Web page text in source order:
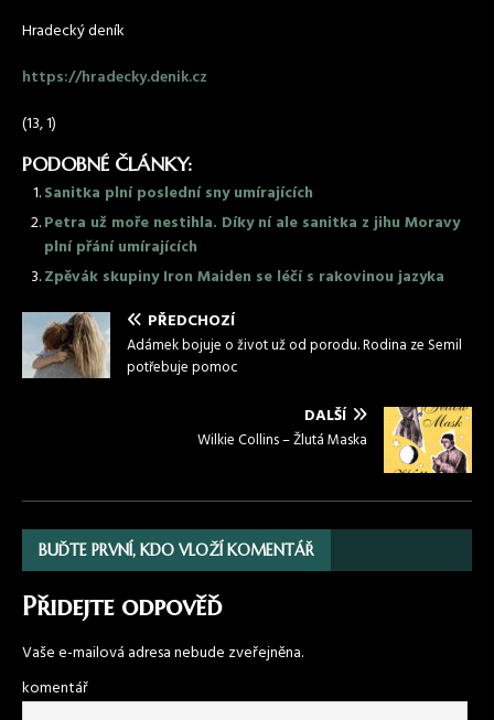
Hradecký deník
https://hradecky.denik.cz
(13, 1)
PODOBNÉ ČLÁNKY:
Sanitka plní poslední sny umírajících
Petra už moře nestihla. Díky ní ale sanitka z jihu Moravy
plní přání umírajících
Zpěvák skupiny Iron Maiden se léčí s rakovinou jazyka
PŘEDCHOZÍ
Adámek bojuje o život už od porodu. Rodina ze Semil
potřebuje pomoc
DALŠÍ
Wilkie Collins – Žlutá Maska
BUĎTE PRVNÍ, KDO VLOŽÍ KOMENTÁŘ
Přidejte odpověď
Vaše e-mailová adresa nebude zveřejněna.
komentář